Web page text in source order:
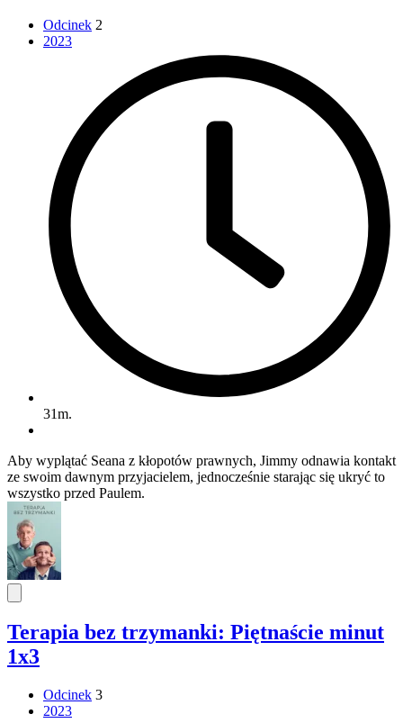
Odcinek 2
2023
31m.
Aby wyplątać Seana z kłopotów prawnych, Jimmy odnawia kontakt
ze swoim dawnym przyjacielem, jednocześnie starając się ukryć to
wszystko przed Paulem.
Terapia bez trzymanki: Piętnaście minut
1x3
Odcinek 3
2023